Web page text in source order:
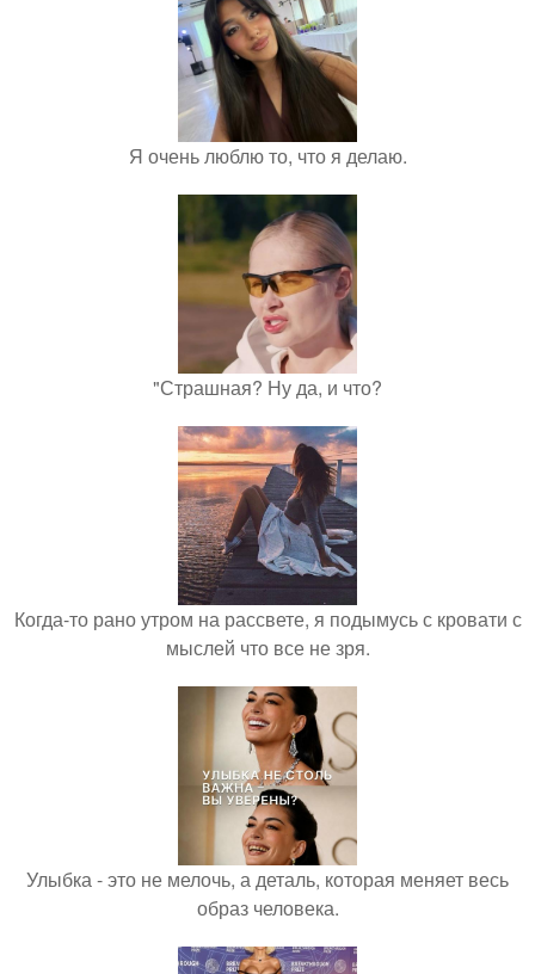
Я очень люблю то, что я делаю.
"Страшная? Ну да, и что?
Когда-то рано утром на рассвете, я подымусь с кровати с
мыслей что все не зря.
Улыбка - это не мелочь, а деталь, которая меняет весь
образ человека.